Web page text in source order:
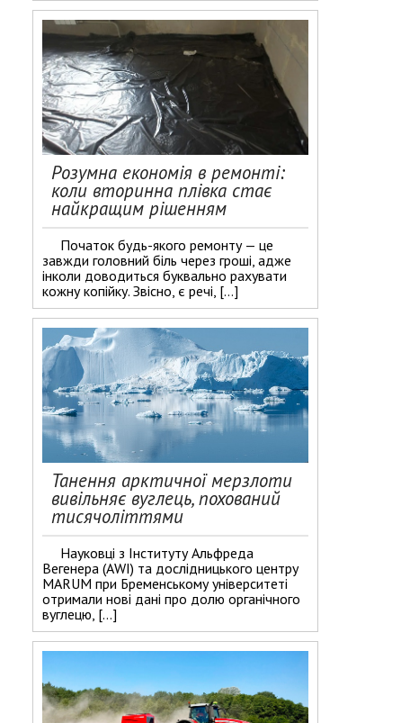
Розумна економія в ремонті:
коли вторинна плівка стає
найкращим рішенням
Початок будь-якого ремонту — це
завжди головний біль через гроші, адже
інколи доводиться буквально рахувати
кожну копійку. Звісно, є речі, […]
Танення арктичної мерзлоти
вивільняє вуглець, похований
тисячоліттями
Науковці з Інституту Альфреда
Вегенера (AWI) та дослідницького центру
MARUM при Бременському університеті
отримали нові дані про долю органічного
вуглецю, […]